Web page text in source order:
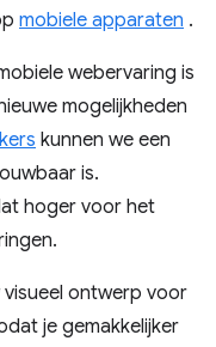
mobiele apparaten .
webervaring is
mogelijkheden
kunnen we een
is.
hoger voor het
visueel ontwerp voor
je gemakkelijker